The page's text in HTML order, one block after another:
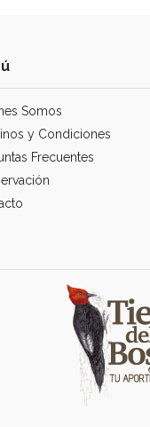
Somos
y Condiciones
Frecuentes